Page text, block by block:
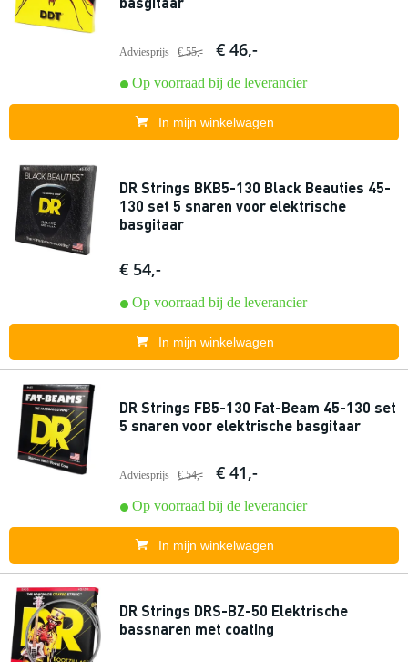
Adviesprijs € 55,- € 46,-
Op voorraad bij de leverancier
In mijn winkelwagen
DR Strings BKB5-130 Black Beauties 45-
130 set 5 snaren voor elektrische
basgitaar
€ 54,-
Op voorraad bij de leverancier
In mijn winkelwagen
DR Strings FB5-130 Fat-Beam 45-130 set
5 snaren voor elektrische basgitaar
Adviesprijs € 54,- € 41,-
Op voorraad bij de leverancier
In mijn winkelwagen
DR Strings DRS-BZ-50 Elektrische
bassnaren met coating